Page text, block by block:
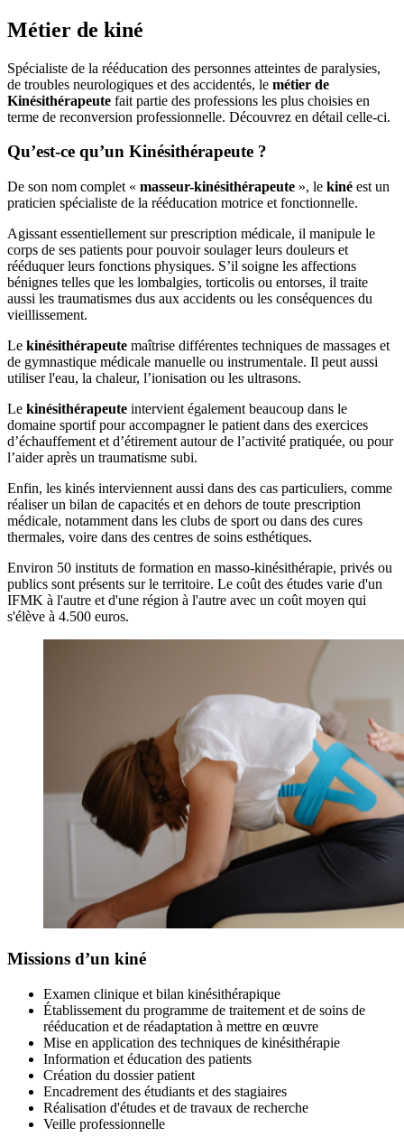
Métier de kiné
Spécialiste de la rééducation des personnes atteintes de paralysies,
de troubles neurologiques et des accidentés, le métier de
Kinésithérapeute fait partie des professions les plus choisies en
terme de reconversion professionnelle. Découvrez en détail celle-ci.
Qu’est-ce qu’un Kinésithérapeute ?
De son nom complet « masseur-kinésithérapeute », le kiné est un
praticien spécialiste de la rééducation motrice et fonctionnelle.
Agissant essentiellement sur prescription médicale, il manipule le
corps de ses patients pour pouvoir soulager leurs douleurs et
rééduquer leurs fonctions physiques. S’il soigne les affections
bénignes telles que les lombalgies, torticolis ou entorses, il traite
aussi les traumatismes dus aux accidents ou les conséquences du
vieillissement.
Le kinésithérapeute maîtrise différentes techniques de massages et
de gymnastique médicale manuelle ou instrumentale. Il peut aussi
utiliser l'eau, la chaleur, l’ionisation ou les ultrasons.
Le kinésithérapeute intervient également beaucoup dans le
domaine sportif pour accompagner le patient dans des exercices
d’échauffement et d’étirement autour de l’activité pratiquée, ou pour
l’aider après un traumatisme subi.
Enfin, les kinés interviennent aussi dans des cas particuliers, comme
réaliser un bilan de capacités et en dehors de toute prescription
médicale, notamment dans les clubs de sport ou dans des cures
thermales, voire dans des centres de soins esthétiques.
Environ 50 instituts de formation en masso-kinésithérapie, privés ou
publics sont présents sur le territoire. Le coût des études varie d'un
IFMK à l'autre et d'une région à l'autre avec un coût moyen qui
s'élève à 4.500 euros.
Missions d’un kiné
Examen clinique et bilan kinésithérapique
Établissement du programme de traitement et de soins de
rééducation et de réadaptation à mettre en œuvre
Mise en application des techniques de kinésithérapie
Information et éducation des patients
Création du dossier patient
Encadrement des étudiants et des stagiaires
Réalisation d'études et de travaux de recherche
Veille professionnelle